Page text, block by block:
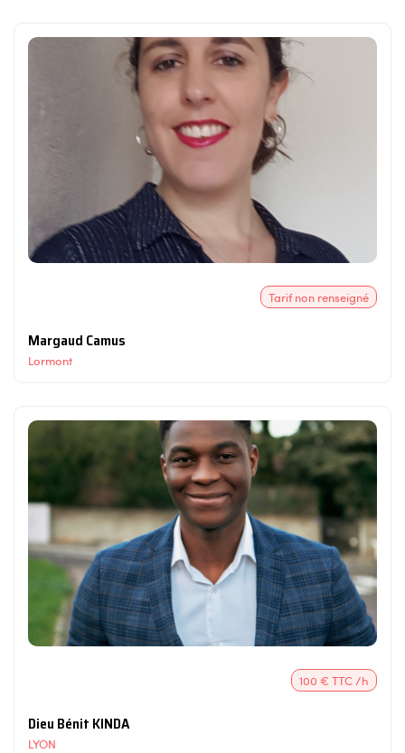
Tarif non renseigné
Margaud Camus
Lormont
100 € TTC /h
Dieu Bénit KINDA
LYON